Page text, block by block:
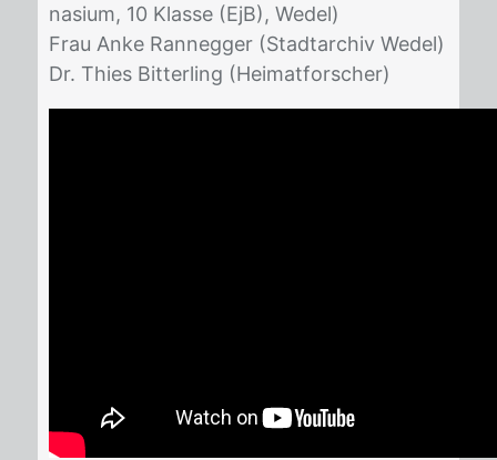
na­si­um, 10 Klas­se (EjB), We­del)
Frau Anke Ran­negger (Stadt­ar­chiv We­del)
Dr. Thies Bit­ter­ling (Hei­mat­for­scher)